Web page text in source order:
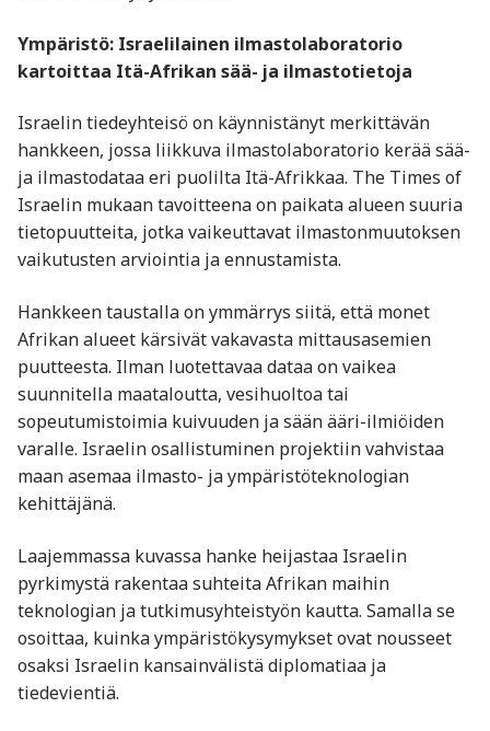
Ympäristö: Israelilainen ilmastolaboratorio
kartoittaa Itä-Afrikan sää- ja ilmastotietoja
Israelin tiedeyhteisö on käynnistänyt merkittävän
hankkeen, jossa liikkuva ilmastolaboratorio kerää sää-
ja ilmastodataa eri puolilta Itä-Afrikkaa. The Times of
Israelin mukaan tavoitteena on paikata alueen suuria
tietopuutteita, jotka vaikeuttavat ilmastonmuutoksen
vaikutusten arviointia ja ennustamista.
Hankkeen taustalla on ymmärrys siitä, että monet
Afrikan alueet kärsivät vakavasta mittausasemien
puutteesta. Ilman luotettavaa dataa on vaikea
suunnitella maataloutta, vesihuoltoa tai
sopeutumistoimia kuivuuden ja sään ääri-ilmiöiden
varalle. Israelin osallistuminen projektiin vahvistaa
maan asemaa ilmasto- ja ympäristöteknologian
kehittäjänä.
Laajemmassa kuvassa hanke heijastaa Israelin
pyrkimystä rakentaa suhteita Afrikan maihin
teknologian ja tutkimusyhteistyön kautta. Samalla se
osoittaa, kuinka ympäristökysymykset ovat nousseet
osaksi Israelin kansainvälistä diplomatiaa ja
tiedevientiä.